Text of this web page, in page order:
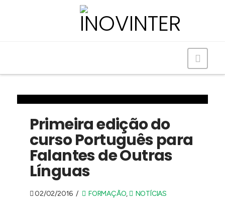
Primeira edição do
curso Português para
Falantes de Outras
Línguas
02/02/2016 FORMAÇÃO, NOTÍCIAS